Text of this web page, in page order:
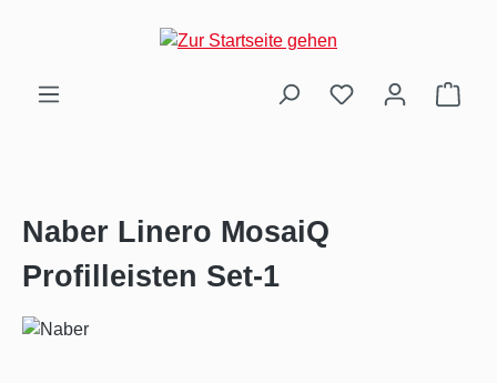
Zum Hauptinhalt springen
Naber Linero MosaiQ
Profilleisten Set-1